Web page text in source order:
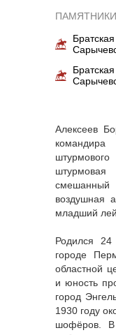
ПАМЯТНИКИ
Алексеев
смешанный
воздушная
младший
Родился
городе
областной
и юность
город
1930 году
шофёров.